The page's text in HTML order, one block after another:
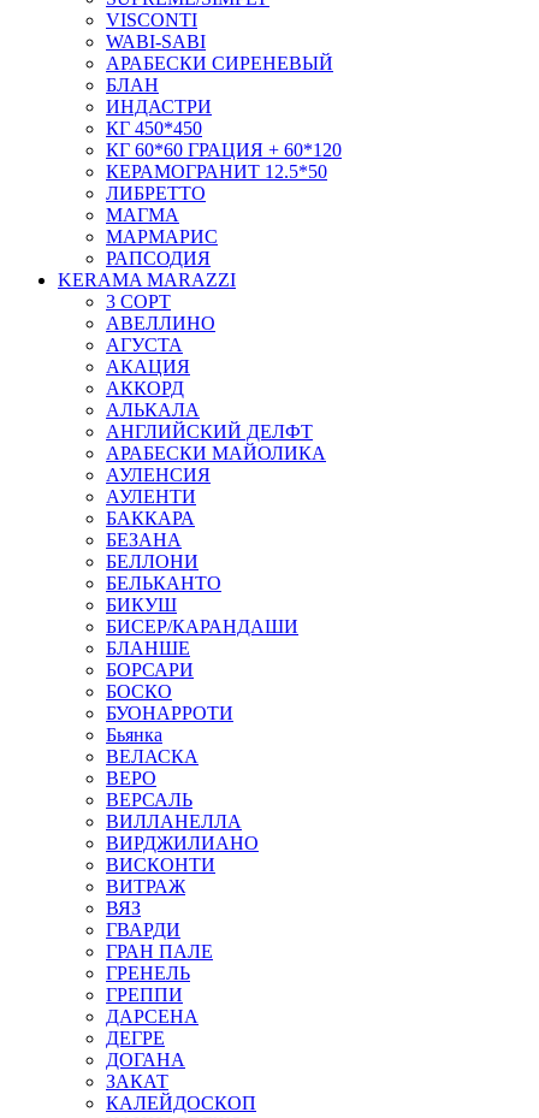
VISCONTI
WABI-SABI
АРАБЕСКИ СИРЕНЕВЫЙ
БЛАН
ИНДАСТРИ
КГ 450*450
КГ 60*60 ГРАЦИЯ + 60*120
КЕРАМОГРАНИТ 12.5*50
ЛИБРЕТТО
МАГМА
МАРМАРИС
РАПСОДИЯ
KERAMA MARAZZI
3 СОРТ
АВЕЛЛИНО
АГУСТА
АКАЦИЯ
АККОРД
АЛЬКАЛА
АНГЛИЙСКИЙ ДЕЛФТ
АРАБЕСКИ МАЙОЛИКА
АУЛЕНСИЯ
АУЛЕНТИ
БАККАРА
БЕЗАНА
БЕЛЛОНИ
БЕЛЬКАНТО
БИКУШ
БИСЕР/КАРАНДАШИ
БЛАНШЕ
БОРСАРИ
БОСКО
БУОНАРРОТИ
Бьянка
ВЕЛАСКА
ВЕРО
ВЕРСАЛЬ
ВИЛЛАНЕЛЛА
ВИРДЖИЛИАНО
ВИСКОНТИ
ВИТРАЖ
ВЯЗ
ГВАРДИ
ГРАН ПАЛЕ
ГРЕНЕЛЬ
ГРЕППИ
ДАРСЕНА
ДЕГРЕ
ДОГАНА
ЗАКАТ
КАЛЕЙДОСКОП